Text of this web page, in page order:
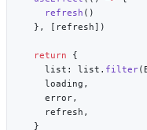
    refresh
  return
    list: list.
filter